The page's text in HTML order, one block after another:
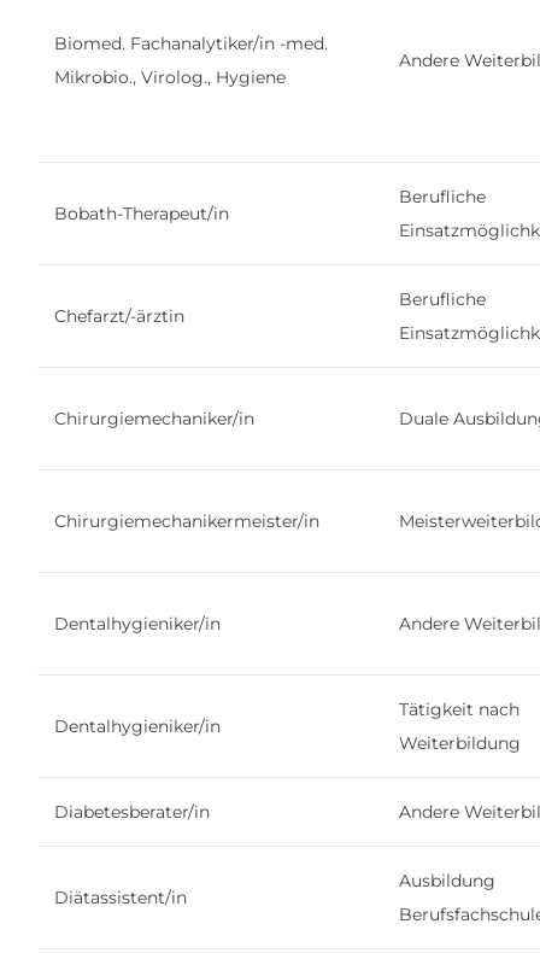
Biomed. Fachanalytiker/in -med.
Mikrobio., Virolog., Hygiene
Andere
Bobath-Therapeut/in
Berufliche
Chefarzt/-ärztin
Berufliche
Chirurgiemechaniker/in Duale
Chirurgiemechanikermeister/in
Dentalhygieniker/in Andere
Dentalhygieniker/in
Tätigkeit nach
Weiterbildung
Diabetesberater/in Andere
Diätassistent/in
Ausbildung